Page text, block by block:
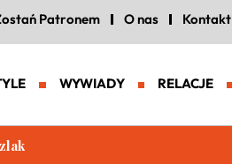
Patronem O nas Kontakt
WYWIADY RELACJE